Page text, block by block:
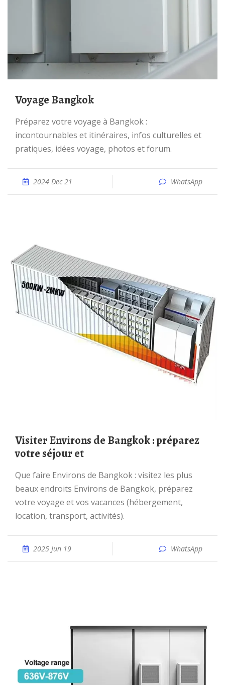
Voyage Bangkok
Préparez votre voyage à Bangkok :
incontournables et itinéraires, infos culturelles et
pratiques, idées voyage, photos et forum.
2024 Dec 21 WhatsApp
Visiter Environs de Bangkok : préparez
votre séjour et
Que faire Environs de Bangkok : visitez les plus
beaux endroits Environs de Bangkok, préparez
votre voyage et vos vacances (hébergement,
location, transport, activités).
2025 Jun 19 WhatsApp